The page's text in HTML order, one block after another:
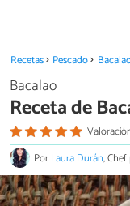
Recetas Pescado
Bacalao
Receta de
PorLaura Durán,